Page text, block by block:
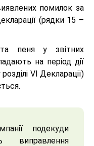
помилок за
(рядки 15 –
пеня у звітних
на період дії
VІ Декларації)
подекуди
виправлення